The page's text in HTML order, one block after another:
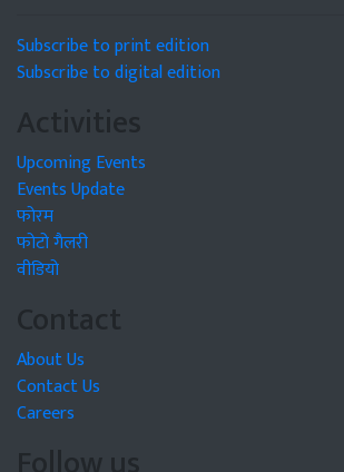
Subscribe to print edition
Subscribe to digital edition
Activities
Upcoming Events
Events Update
फोरम
फोटो गैलरी
वीडियो
Contact
About Us
Contact Us
Careers